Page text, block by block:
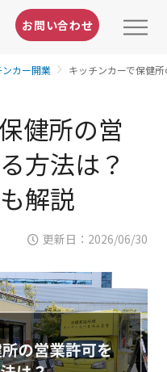
お問い合わせ
ンカー開業 キッチンカーで保健
健所の営
方法は？
解説
更新日： 2026/06/30